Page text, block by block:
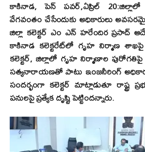
కాకినాడ, పెన్ పవర్,ఏప్రిల్
వేగవంతం చేసేందుకు అధికారులు
జిల్లా కలెక్టర్ ఎం ఎన్ హరేందిర ప్రసాద్
కాకినాడ కలెక్టరేట్‌లో గృహ నిర్మాణ శాఖపై
కలెక్టర్, జిల్లాలో గృహ నిర్మాణాల
సత్యనారాయణతో పాటు ఇంజనీరింగ్
సందర్భంగా కలెక్టర్ మాట్లాడుతూ రాష్ట్ర
పనులపై ప్రత్యేక దృష్టి పెట్టిందన్నారు.